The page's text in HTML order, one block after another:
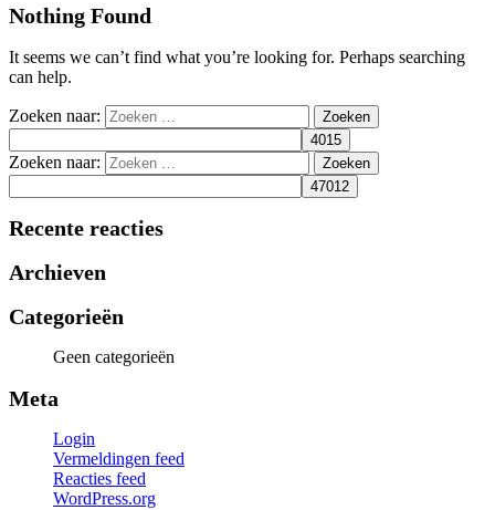
Nothing Found
It seems we can’t find what you’re looking for. Perhaps searching
can help.
Zoeken naar:
Zoeken naar:
Recente reacties
Archieven
Categorieën
Geen categorieën
Meta
Login
Vermeldingen feed
Reacties feed
WordPress.org